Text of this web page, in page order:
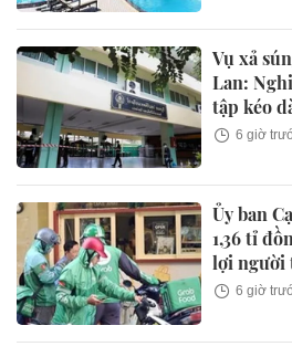
Vụ xả
Lan:
tập kéo
6 giờ
Ủy ban
1,36 tỉ
lợi người
6 giờ